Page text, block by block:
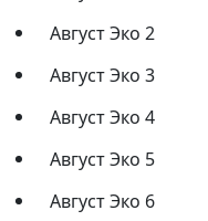
Август Эко 2
Август Эко 3
Август Эко 4
Август Эко 5
Август Эко 6